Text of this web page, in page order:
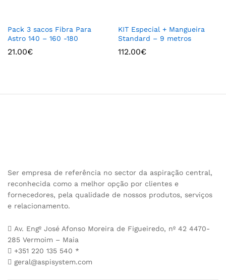
Pack 3 sacos Fibra Para
Astro 140 – 160 -180
21.00€
KIT Especial + Mangueira
Standard – 9 metros
112.00€
Ser empresa de referência no sector da aspiração central,
reconhecida como a melhor opção por clientes e
fornecedores, pela qualidade de nossos produtos, serviços
e relacionamento.
Av. Engº José Afonso Moreira de Figueiredo, nº 42 4470-
285 Vermoim – Maia
+351 220 135 540 *
geral@aspisystem.com